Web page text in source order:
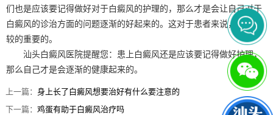
们也是应该要记得做好对于白癜风的护理的，那么才是会让自己对于
白癜风的诊治方面的问题逐渐的好起来的。这对于患者来说，也是比
较的重要的。
汕头白癜风医院提醒您：患上白癜风还是应该要记得做好护理，
那么自己才是会逐渐的健康起来的。
上一篇： 身上长了白癜风想要治好有什么要注意的
下一篇：鸡蛋有助于白癜风治疗吗